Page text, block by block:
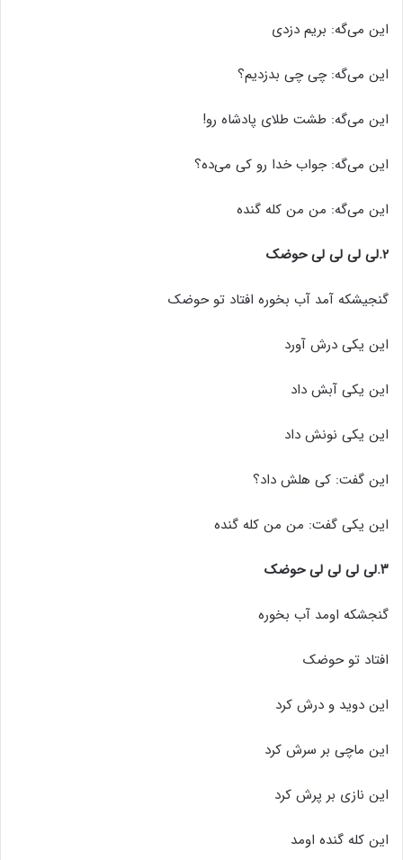
این می‌گه: بریم دزدی
این می‌گه: چی چی بدزدیم؟
این می‌گه: طشت طلای پادشاه رو!
این می‌گه: جواب خدا رو کی می‌ده؟
این می‌گه: من من کله گنده
۲.لی لی لی لی حوضک
گنجیشکه آمد آب بخوره افتاد تو حوضک
این یکی درش آورد
این یکی آبش داد
این یکی نونش داد
این گفت: کی هلش داد؟
این یکی گفت: من من کله گنده
۳.لی لی لی لی حوضک
گنجشکه اومد آب بخوره
افتاد تو حوضک
این دوید و درش کرد
این ماچی بر سرش کرد
این نازی بر پرش کرد
این کله گنده اومد